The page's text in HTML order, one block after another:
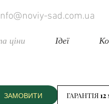
ціни Ідеї
sad.com.ua
ЗАМОВИТИ ГАРАНТІЯ 12